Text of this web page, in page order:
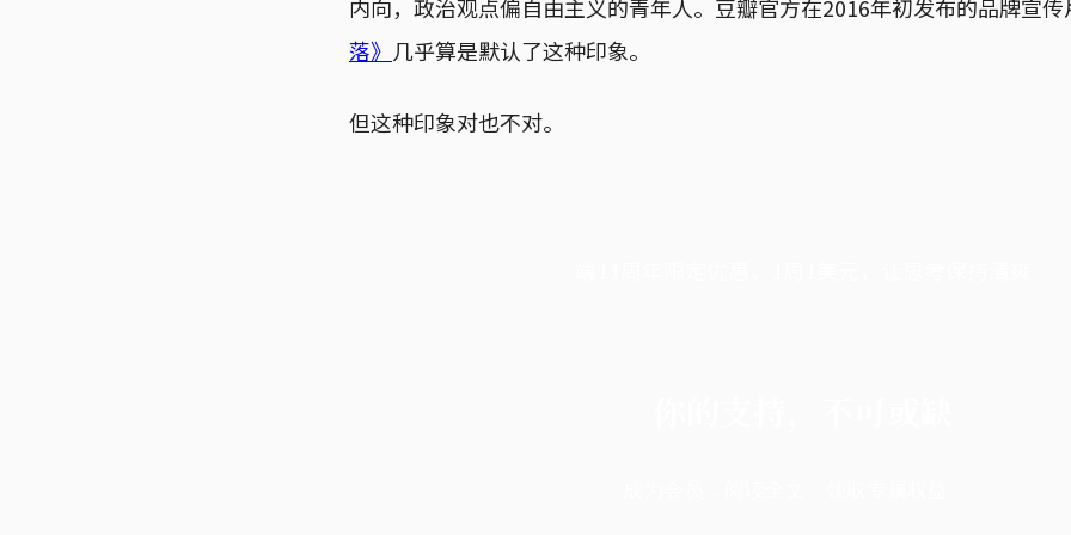
内向，政治观点偏自由主义的青年人。豆瓣官方在2016年初发布的品牌宣传
落》 几乎算是默认了这种印象。
但这种印象对也不对。